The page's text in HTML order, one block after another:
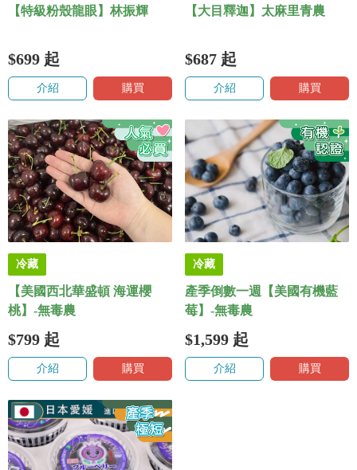
【特級粉殼龍眼】林振輝
$699 起
介紹 購買
【大目釋迦】太麻里青農
$687 起
介紹 購買
冷藏
【美國西北華盛頓 海運櫻
桃】-無毒農
$799 起
介紹 購買
冷藏
產季倒數一週【美國有機藍
莓】-無毒農
$1,599 起
介紹 購買